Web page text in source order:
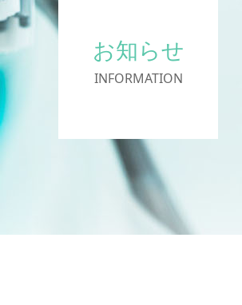
お知らせ
INFORMATION